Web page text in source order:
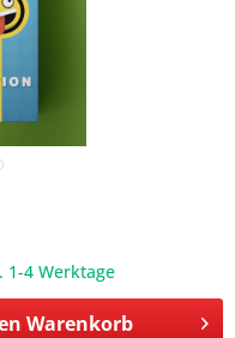
1-4 Werktage
Warenkorb